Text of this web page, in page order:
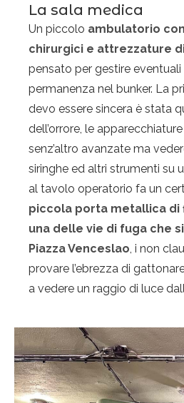
La sala medica
Un piccolo ambulatorio
chirurgici e attrezzature
pensato per gestire
permanenza nel bunker. La
devo essere sincera è stata
dell’orrore, le
senz’altro avanzate ma
siringhe ed altri strumenti su
al tavolo operatorio fa un
piccola porta metallica di
una delle vie di fuga che
Piazza Venceslao , i non
provare l’ebrezza di
a vedere un raggio di luce